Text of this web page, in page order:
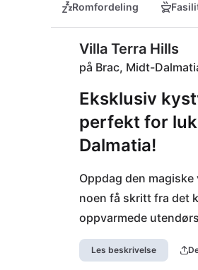
Romfordeling
Villa Terra Hills
på Brac, Midt-
Eksklusiv
perfekt for
Dalmatia!
Oppdag den
noen få skritt fra det
oppvarmede
bort til den idylliske
nærliggende
Les beskrivelse